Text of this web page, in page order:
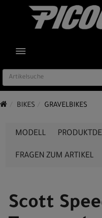
TOGGLE NAVIGATION
BIKES GRAVELBIKES
MODELL
FRAGEN ZUM ARTIKEL
Scott